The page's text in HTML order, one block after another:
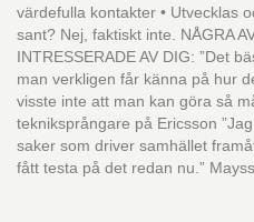
värdefulla kontakter • Utvecklas
sant? Nej, faktiskt inte. NÅGRA
INTRESSERADE AV DIG: ”Det
man verkligen får känna på hur
visste inte att man kan göra så
tekniksprångare på Ericsson
saker som driver samhället
fått testa på det redan nu.”